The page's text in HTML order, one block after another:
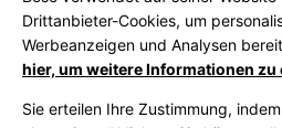
Bose App
Drittanbieter-Cookies, um
Werbeanzeigen und Analysen
hier, um weitere Informationen zu
Sie erteilen Ihre Zustimmung,